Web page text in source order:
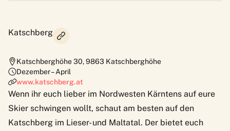
Katschberg
Katschberghöhe 30,9863 Katschberghöhe
Dezember – April
www.katschberg.at
Wenn ihr euch lieber im Nordwesten Kärntens auf eure
Skier schwingen wollt, schaut am besten auf den
Katschberg im Lieser- und Maltatal. Der bietet euch